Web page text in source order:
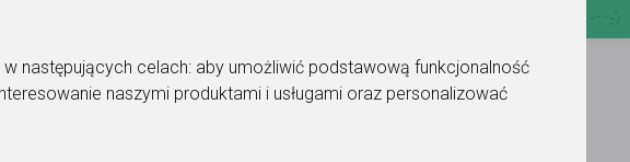
następujących celach: aby umożliwić podstawową funkcjonalność
naszymi produktami i usługami oraz personalizować